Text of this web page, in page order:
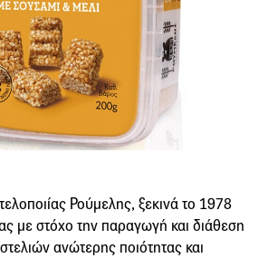
Ρούμελης, ξεκινά το 1978
με στόχο την παραγωγή και διάθεση
ανώτερης ποιότητας και